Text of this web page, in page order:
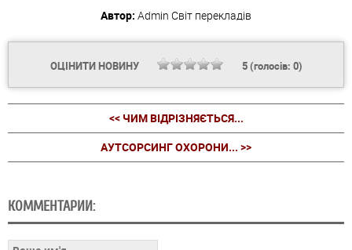
Автор: Admin Світ перекладів
ОЦІНИТИ НОВИНУ 5(голосів: 0)
<< ЧИМ ВІДРІЗНЯЄТЬСЯ...
АУТСОРСИНГ ОХОРОНИ... >>
КОММЕНТАРИИ: